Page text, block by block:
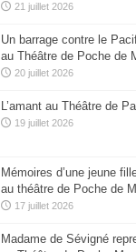
21 juillet 2026
Un barrage contre le
au Théâtre de Poche de
20 juillet 2026
L’amant au Théâtre de
19 juillet 2026
Mémoires d’une jeune
au théâtre de Poche de
17 juillet 2026
Madame de Sévigné